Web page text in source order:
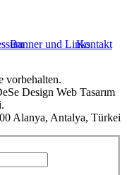
Banner und LinksKontakt
vorbehalten.
Design Web Tasarım
Alanya, Antalya, Türkei